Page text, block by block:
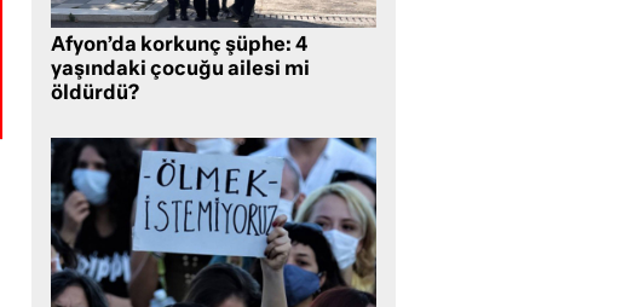
Afyon’da korkunç şüphe: 4
yaşındaki çocuğu ailesi mi
öldürdü?